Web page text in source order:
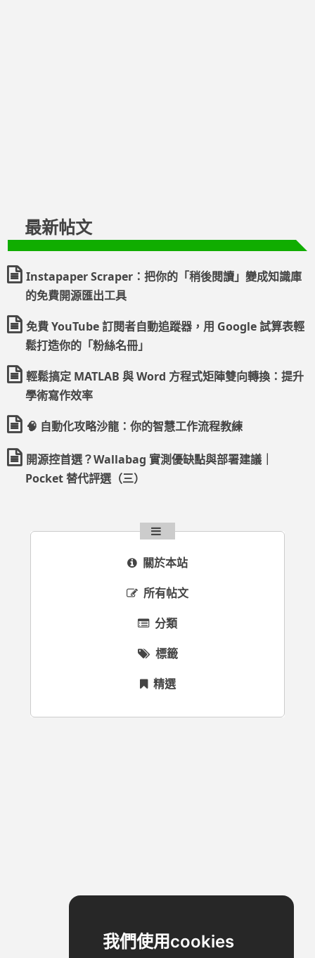
我們使用cookies
最新帖文
Instapaper Scraper：把你的「稍後閱讀」變成知識庫
的免費開源匯出工具
免費 YouTube 訂閱者自動追蹤器，用 Google 試算表輕
鬆打造你的「粉絲名冊」
輕鬆搞定 MATLAB 與 Word 方程式矩陣雙向轉換：提升
學術寫作效率
🧠 自動化攻略沙龍：你的智慧工作流程教練
開源控首選？Wallabag 實測優缺點與部署建議｜
Pocket 替代評選（三）
關於本站
所有帖文
分類
標籤
精選